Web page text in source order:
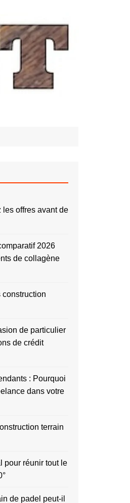
les offres avant de
2026
de collagène
de particulier
de crédit
: Pourquoi
dans votre
terrain
pour réunir tout le
de padel peut-il